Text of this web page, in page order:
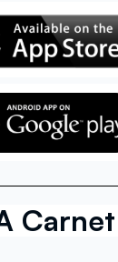
Carnet